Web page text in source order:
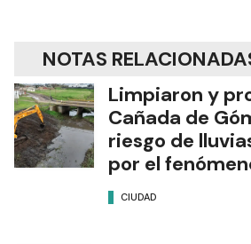
NOTAS
Limpiaron y
Cañada de
riesgo de
por el
CIUDAD